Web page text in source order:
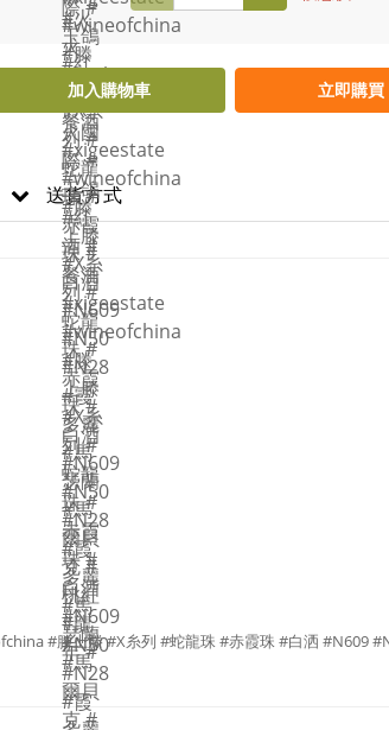
加入購物車 立即購買
送貨方式
#滕上滕 #X糸列 #蛇龍珠 #赤霞珠 #白洒 #N609